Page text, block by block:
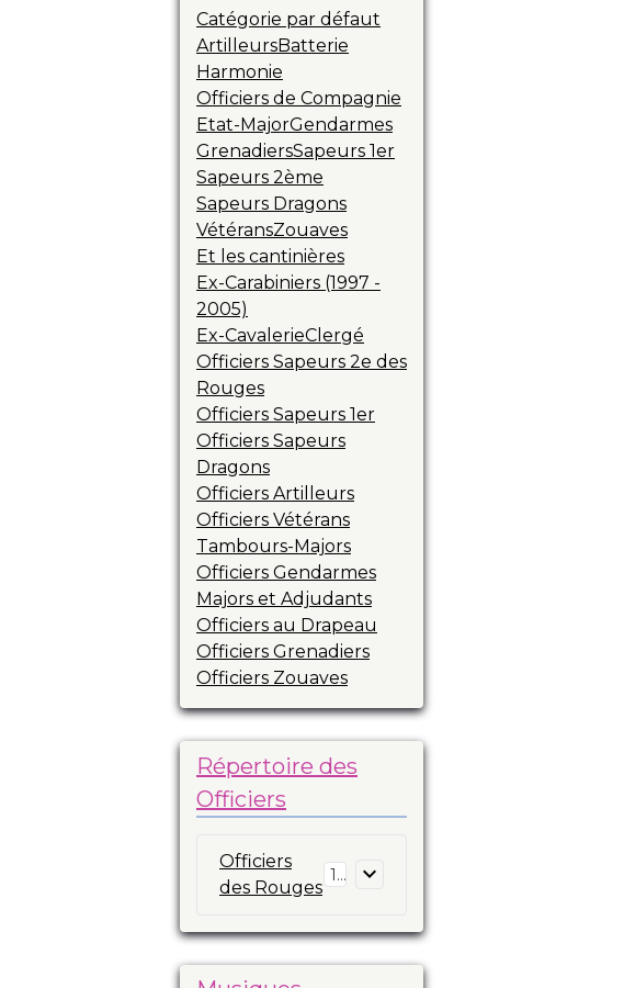
Catégorie par défaut
ArtilleursBatterie
Harmonie
Officiers de Compagnie
Etat-MajorGendarmes
GrenadiersSapeurs 1er
Sapeurs 2ème
Sapeurs Dragons
VétéransZouaves
Et les cantinières
Ex-Carabiniers (1997 -
2005)
Ex-CavalerieClergé
Officiers Sapeurs 2e des
Rouges
Officiers Sapeurs 1er
Officiers Sapeurs
Dragons
Officiers Artilleurs
Officiers Vétérans
Tambours-Majors
Officiers Gendarmes
Majors et Adjudants
Officiers au Drapeau
Officiers Grenadiers
Officiers Zouaves
Répertoire des
Officiers
Officiers
des Rouges
16